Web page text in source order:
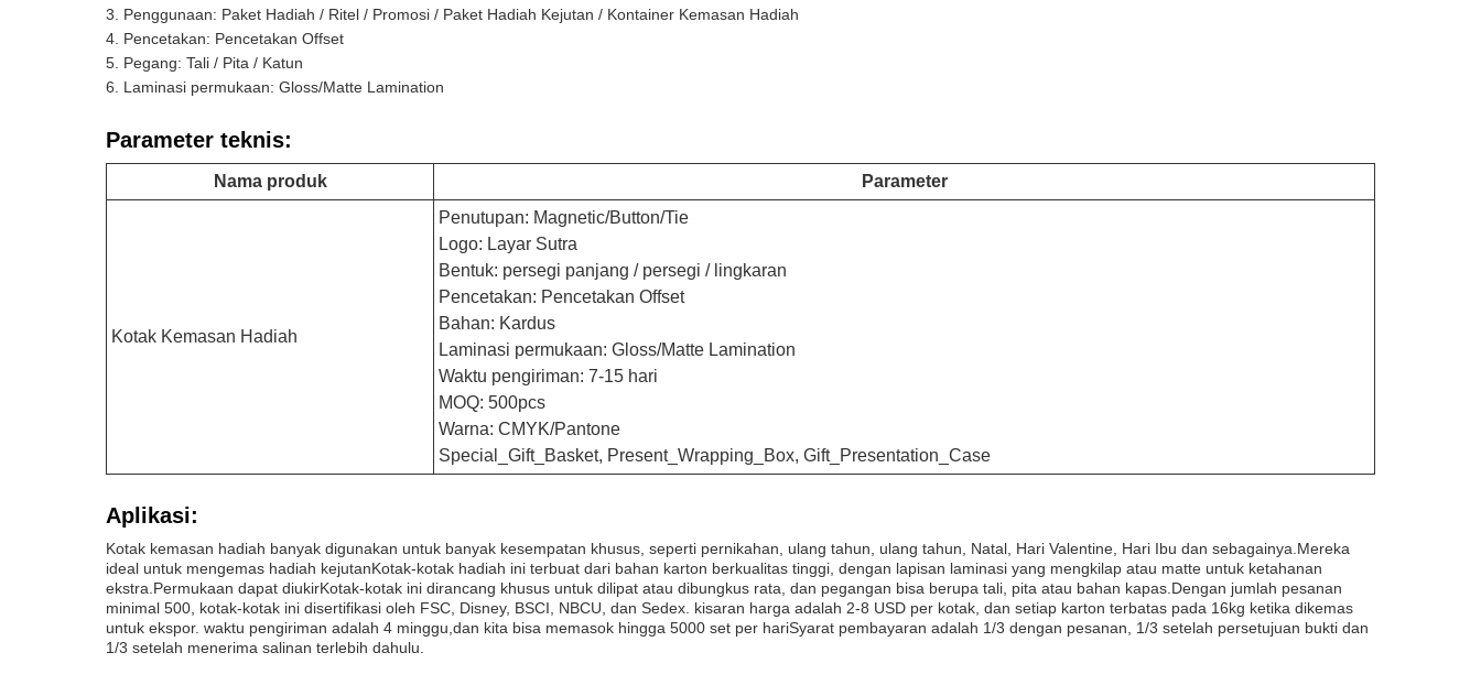
Penggunaan: Paket Hadiah / Ritel / Promosi / Paket Hadiah Kejutan / Kontainer Kemasan Hadiah
Pencetakan: Pencetakan Offset
Pegang: Tali / Pita / Katun
Laminasi permukaan: Gloss/Matte Lamination
Parameter teknis:
Nama produk Parameter
Kotak Kemasan Hadiah
Penutupan: Magnetic/Button/Tie
Logo: Layar Sutra
Bentuk: persegi panjang / persegi / lingkaran
Pencetakan: Pencetakan Offset
Bahan: Kardus
Laminasi permukaan: Gloss/Matte Lamination
Waktu pengiriman: 7-15 hari
MOQ: 500pcs
Warna: CMYK/Pantone
Special_Gift_Basket, Present_Wrapping_Box, Gift_Presentation_Case
Aplikasi:
Kotak kemasan hadiah banyak digunakan untuk banyak kesempatan khusus, seperti pernikahan, ulang tahun, ulang tahun, Natal, Hari Valentine, Hari Ibu dan sebagainya.Mereka
ideal untuk mengemas hadiah kejutanKotak-kotak hadiah ini terbuat dari bahan karton berkualitas tinggi, dengan lapisan laminasi yang mengkilap atau matte untuk ketahanan
ekstra.Permukaan dapat diukirKotak-kotak ini dirancang khusus untuk dilipat atau dibungkus rata, dan pegangan bisa berupa tali, pita atau bahan kapas.Dengan jumlah pesanan
minimal 500, kotak-kotak ini disertifikasi oleh FSC, Disney, BSCI, NBCU, dan Sedex. kisaran harga adalah 2-8 USD per kotak, dan setiap karton terbatas pada 16kg ketika dikemas
untuk ekspor. waktu pengiriman adalah 4 minggu,dan kita bisa memasok hingga 5000 set per hariSyarat pembayaran adalah 1/3 dengan pesanan, 1/3 setelah persetujuan bukti dan
1/3 setelah menerima salinan terlebih dahulu.